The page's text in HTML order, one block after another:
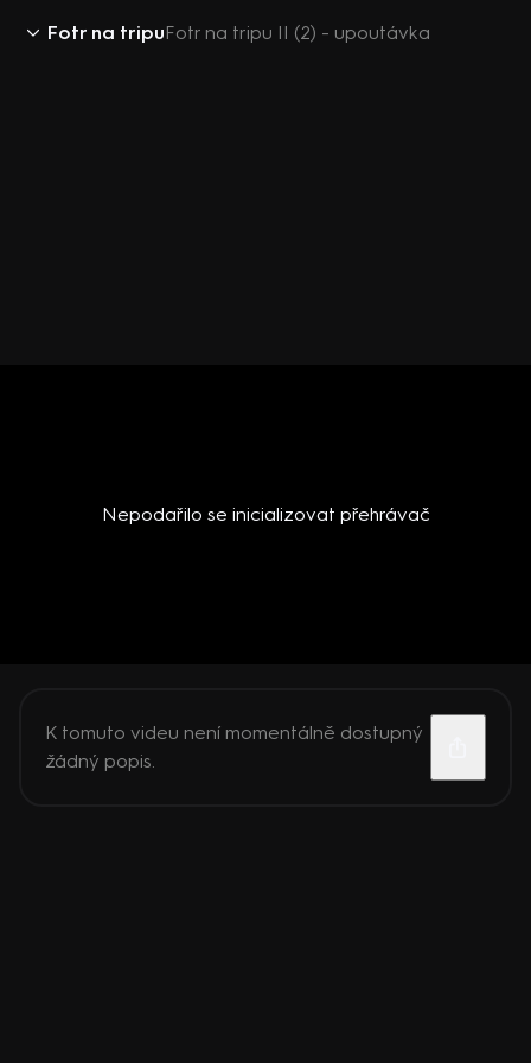
Fotr na tripuFotr na tripu II (2) - upoutávka
Nepodařilo se inicializovat přehrávač
K tomuto videu není momentálně dostupný
žádný popis.